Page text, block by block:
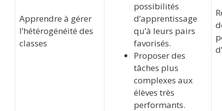
Apprendre à gérer
l’hétérogénéité des
classes
possibilités
d’apprentissage
qu’à leurs pairs
favorisés.
Proposer des
tâches plus
complexes aux
élèves très
performants.